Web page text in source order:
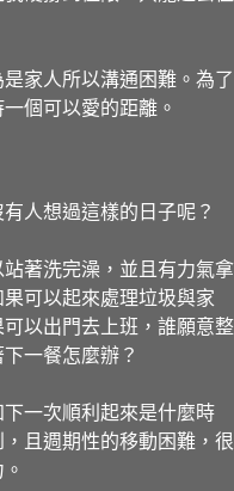
家人所以溝通困難。為了
個可以愛的距離。
人想過這樣的日子呢？
著洗完澡，並且有力氣拿
可以起來處理垃圾與家
以出門去上班，誰願意整
一餐怎麼辦？
一次順利起來是什麼時
且週期性的移動困難，很